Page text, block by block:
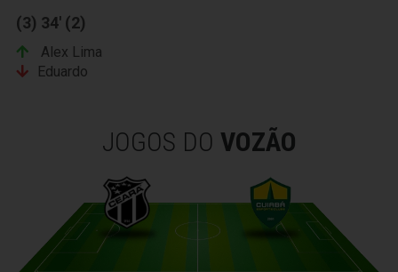
(3) 34' (2)
Alex Lima
Eduardo
JOGOS DO VOZÃO